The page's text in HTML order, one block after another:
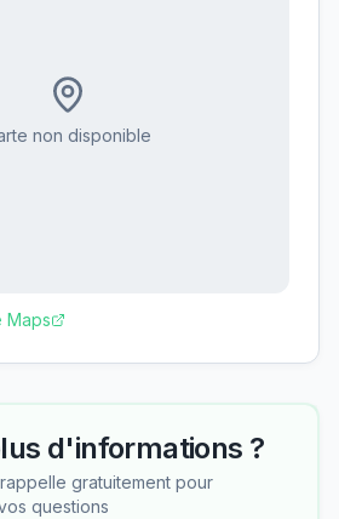
non disponible
Maps
d'informations ?
gratuitement pour
questions